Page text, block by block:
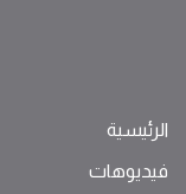
الرئيسية
فيديوهات